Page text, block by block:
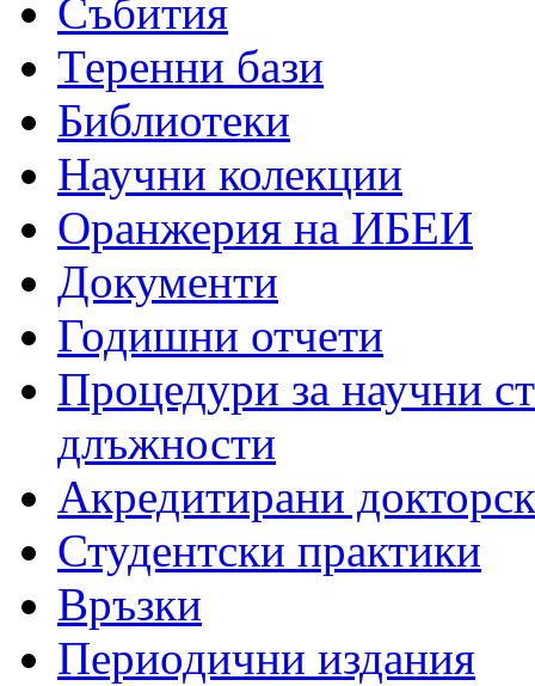
Събития
Теренни бази
Библиотеки
Научни колекции
Оранжерия на ИБЕИ
Документи
Годишни отчети
Процедури за научни
длъжности
Акредитирани
Студентски практики
Връзки
Периодични издания